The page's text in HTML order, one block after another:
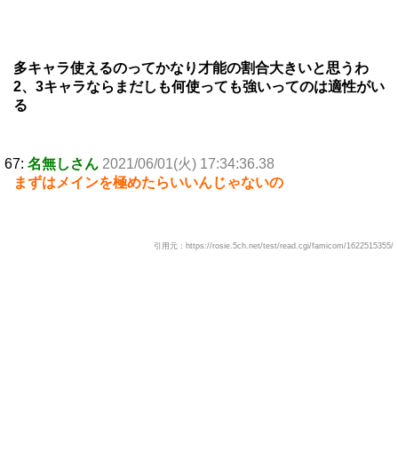
多キャラ使えるのってかなり才能の割合大きいと思うわ
2、3キャラならまだしも何使っても強いってのは適性がい
る
67: 名無しさん 2021/06/01(火) 17:34:36.38
まずはメインを極めたらいいんじゃないの
引用元：https://rosie.5ch.net/test/read.cgi/famicom/1622515355/